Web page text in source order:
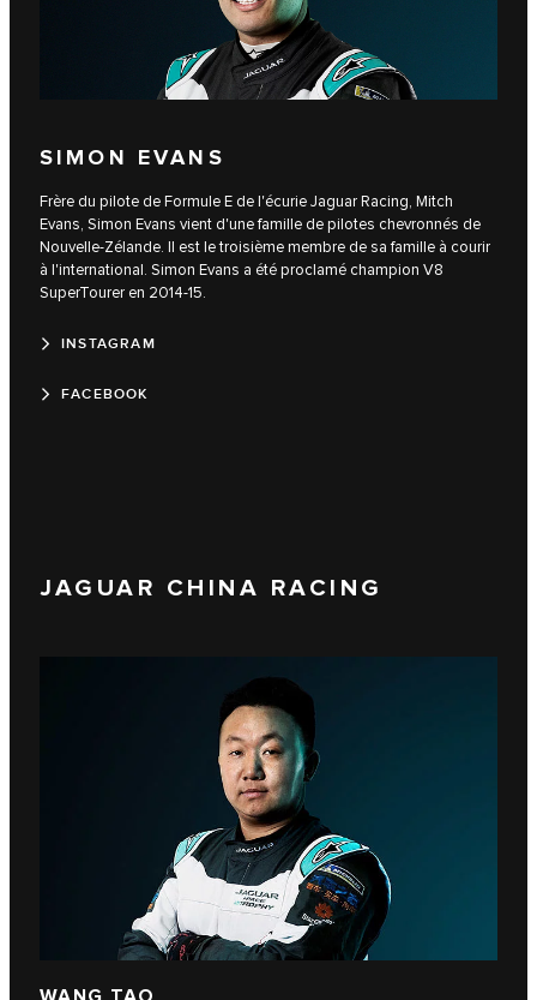
SIMON EVANS
Frère du pilote de Formule E de l'écurie Jaguar Racing, Mitch
Evans, Simon Evans vient d'une famille de pilotes chevronnés de
Nouvelle-Zélande. Il est le troisième membre de sa famille à courir
à l'international. Simon Evans a été proclamé champion V8
SuperTourer en 2014-15.
INSTAGRAM
FACEBOOK
JAGUAR CHINA RACING